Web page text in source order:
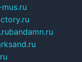
mus.ru
bandamn.ru